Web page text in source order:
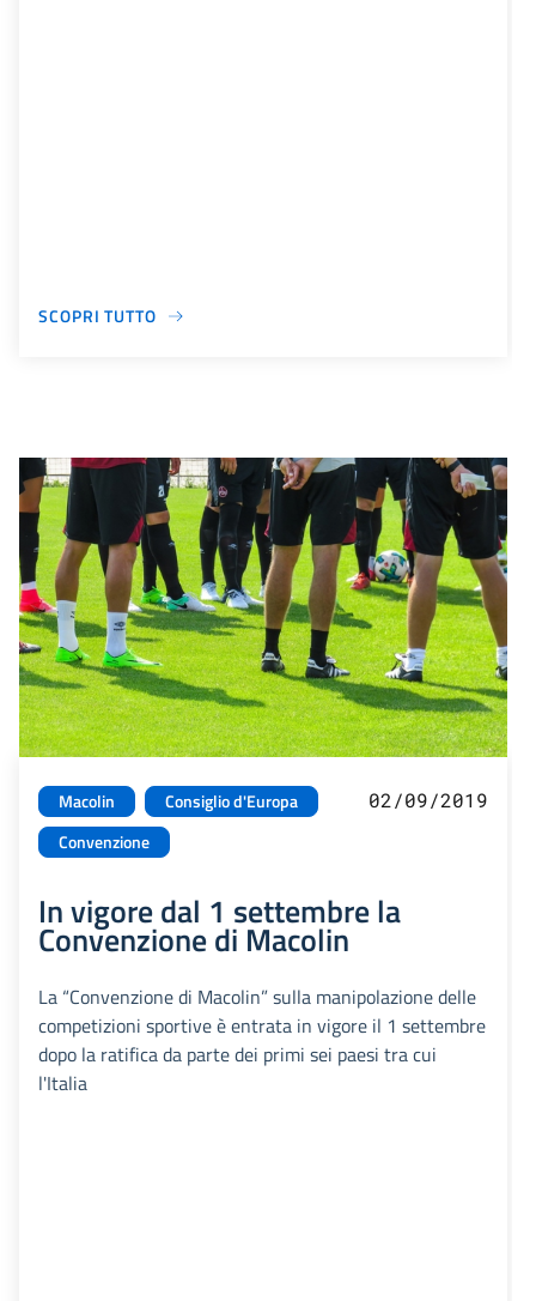
SCOPRI TUTTO
Macolin
Consiglio d'Europa
Convenzione
02/09/2019
In vigore dal 1 settembre la
Convenzione di Macolin
La “Convenzione di Macolin” sulla manipolazione delle
competizioni sportive è entrata in vigore il 1 settembre
dopo la ratifica da parte dei primi sei paesi tra cui
l'Italia